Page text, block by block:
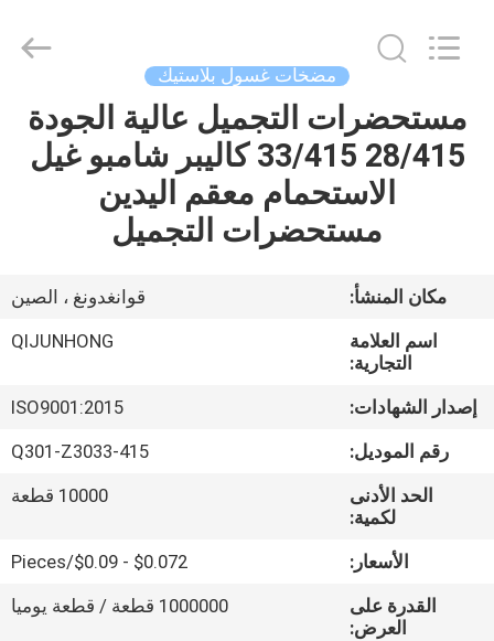
المنزل
المنتجات
جولة
المصنع
الجودة
PRODUCTS
MANUFACTORY
مضخات غسول بلاستيك
مستحضرات التجميل عالية الجودة
28/415 33/415 كاليبر شامبو غيل
الاستحمام معقم اليدين
مستحضرات التجميل
مكان المنشأ:
قوانغدونغ ، الصين
اسم العلامة
التجارية:
QIJUNHONG
إصدار الشهادات:
ISO9001:2015
رقم الموديل:
Q301-Z3033-415
الحد الأدنى
لكمية:
10000 قطعة
الأسعار:
$0.072 - $0.09/Pieces
القدرة على
العرض:
1000000 قطعة / قطعة يوميا